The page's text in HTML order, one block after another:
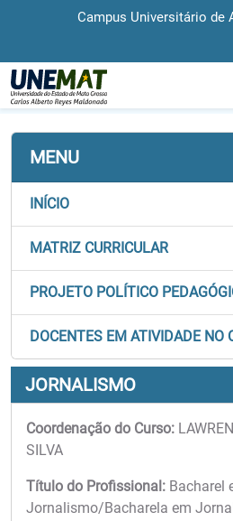
Campus Universitário de
Página Inicial
MENU
INÍCIO
MATRIZ CURRICULAR
PROJETO POLÍTICO
DOCENTES EM ATIVIDADE NO
JORNALISMO
Coordenação do Curso:
SILVA
Título do Profissional: Bacharel
Jornalismo/Bacharela em